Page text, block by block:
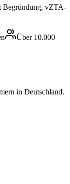
Begründung, vZTA-
Über 10.000
in Deutschland.